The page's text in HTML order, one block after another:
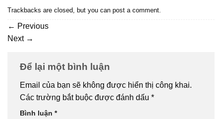
Trackbacks are closed, but you can post a comment.
← Previous
Next →
Để lại một bình luận
Email của bạn sẽ không được hiển thị công khai.
Các trường bắt buộc được đánh dấu *
Bình luận *